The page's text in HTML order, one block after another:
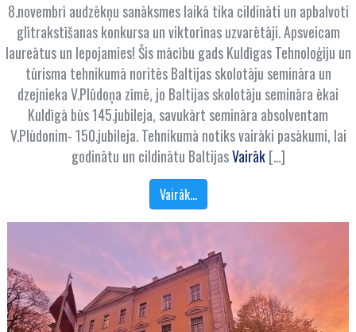
8.novembrī audzēkņu sanāksmes laikā tika cildināti un apbalvoti
glītrakstīšanas konkursa un viktorīnas uzvarētāji. Apsveicam
laureātus un lepojamies! Šis mācību gads Kuldīgas Tehnoloģiju un
tūrisma tehnikumā noritēs Baltijas skolotāju semināra un
dzejnieka V.Plūdoņa zīmē, jo Baltijas skolotāju semināra ēkai
Kuldīgā būs 145.jubileja, savukārt semināra absolventam
V.Plūdonim- 150.jubileja. Tehnikumā notiks vairāki pasākumi, lai
godinātu un cildinātu BaltijasVairāk[…]
Vairāk…